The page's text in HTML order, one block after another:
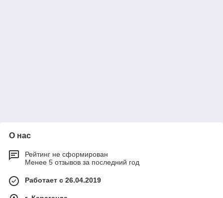
О нас
Рейтинг не сформирован
Менее 5 отзывов за последний год
Работает с 26.04.2019